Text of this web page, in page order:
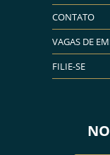
CONTATO
VAGAS DE
FILIE-SE